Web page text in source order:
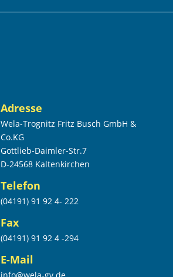
Adresse
Wela-Trognitz Fritz Busch GmbH &
Co.KG
Gottlieb-Daimler-Str.7
D-24568 Kaltenkirchen
Telefon
(04191) 91 92 4- 222
Fax
(04191) 91 92 4 -294
E-Mail
info@wela-gv.de